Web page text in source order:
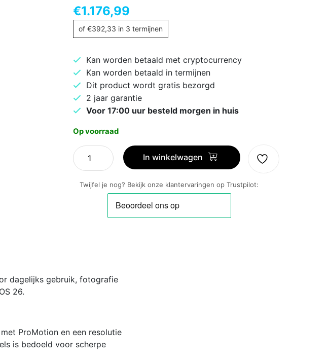
€1.176,99
of €392,33 in 3 termijnen
Kan worden betaald met cryptocurrency
Kan worden betaald in termijnen
Dit product wordt gratis bezorgd
2 jaar garantie
Voor 17:00 uur besteld morgen in huis
Op voorraad
Apple
iPhone
512GB
In winkelwagen
Twijfel je nog? Bekijk onze klantervaringen op Trustpilot:
dagelijks gebruik, fotografie
26.
ProMotion en een resolutie
is bedoeld voor scherpe